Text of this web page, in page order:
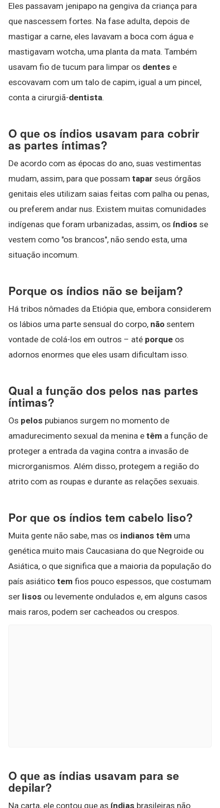
Eles passavam jenipapo na gengiva da criança para
que nascessem fortes. Na fase adulta, depois de
mastigar a carne, eles lavavam a boca com água e
mastigavam wotcha, uma planta da mata. Também
usavam fio de tucum para limpar os dentes e
escovavam com um talo de capim, igual a um pincel,
conta a cirurgiã-dentista.
O que os índios usavam para cobrir
as partes íntimas?
De acordo com as épocas do ano, suas vestimentas
mudam, assim, para que possam tapar seus órgãos
genitais eles utilizam saias feitas com palha ou penas,
ou preferem andar nus. Existem muitas comunidades
indígenas que foram urbanizadas, assim, os índios se
vestem como "os brancos", não sendo esta, uma
situação incomum.
Porque os índios não se beijam?
Há tribos nômades da Etiópia que, embora considerem
os lábios uma parte sensual do corpo, não sentem
vontade de colá-los em outros – até porque os
adornos enormes que eles usam dificultam isso.
Qual a função dos pelos nas partes
íntimas?
Os pelos pubianos surgem no momento de
amadurecimento sexual da menina e têm a função de
proteger a entrada da vagina contra a invasão de
microrganismos. Além disso, protegem a região do
atrito com as roupas e durante as relações sexuais.
Por que os índios tem cabelo liso?
Muita gente não sabe, mas os indianos têm uma
genética muito mais Caucasiana do que Negroide ou
Asiática, o que significa que a maioria da população do
país asiático tem fios pouco espessos, que costumam
ser lisos ou levemente ondulados e, em alguns casos
mais raros, podem ser cacheados ou crespos.
O que as índias usavam para se
depilar?
Na carta, ele contou que as índias brasileiras não